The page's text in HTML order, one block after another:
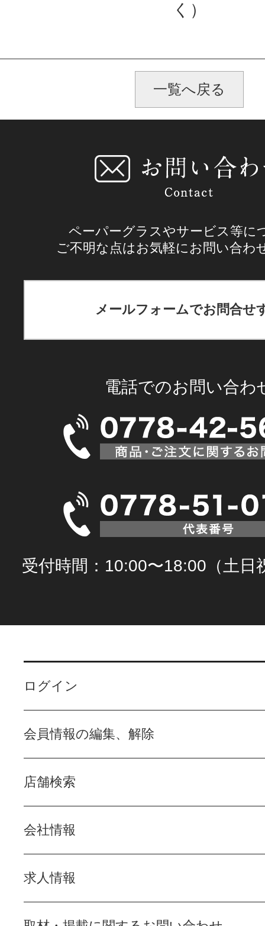
く）
一覧へ戻る
ペーパーグラスやサービス等に
ご不明な点はお気軽にお問い合わ
メールフォームでお問合せ
電話でのお問い合わ
受付時間：10:00〜18:00（土日
ログイン
会員情報の編集、解除
店舗検索
会社情報
求人情報